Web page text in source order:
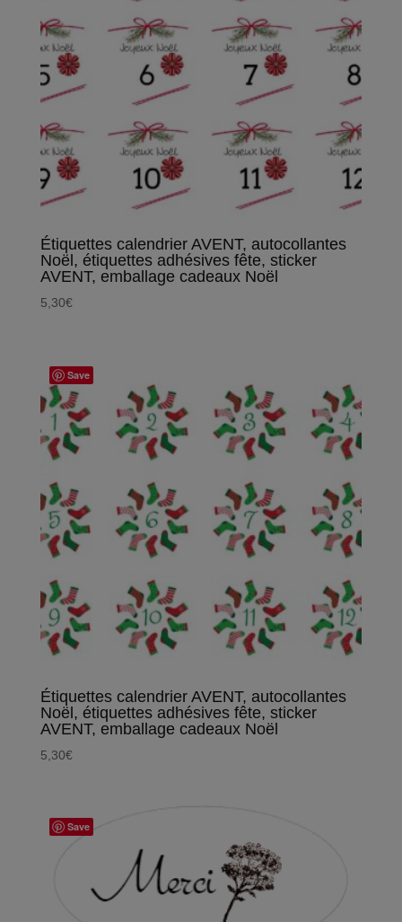
Étiquettes calendrier AVENT, autocollantes
Noël, étiquettes adhésives fête, sticker
AVENT, emballage cadeaux Noël
5,30€
Save
Étiquettes calendrier AVENT, autocollantes
Noël, étiquettes adhésives fête, sticker
AVENT, emballage cadeaux Noël
5,30€
Save